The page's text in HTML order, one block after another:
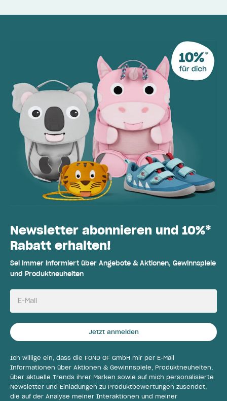
Newsletter abonnieren und 10%*
Rabatt erhalten!
Sei immer informiert über Angebote & Aktionen, Gewinnspiele
und Produktneuheiten
E-Mail
Jetzt anmelden
Ich willige ein, dass die FOND OF GmbH mir per E-Mail
Informationen über Aktionen & Gewinnspiele, Produktneuheiten,
über aktuelle Trends ihrer Marken sowie auf mich personalisierte
Newsletter und Einladungen zu Produktbewertungen zusendet,
die auf der Analyse meiner Interaktionen und meiner